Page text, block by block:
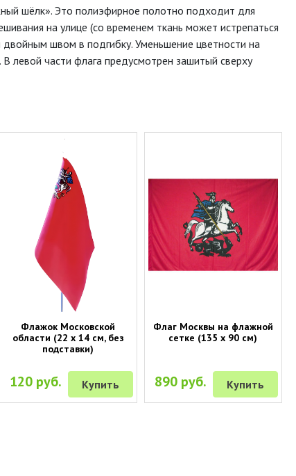
шёлк». Это полиэфирное полотно подходит для
на улице (со временем ткань может истрепаться
швом в подгибку. Уменьшение цветности на
левой части флага предусмотрен зашитый сверху
Флажок Московской
области (22 х 14 см, без
подставки)
120 руб. Купить
Флаг Москвы на флажной
сетке (135 х 90 см)
890 руб. Купить